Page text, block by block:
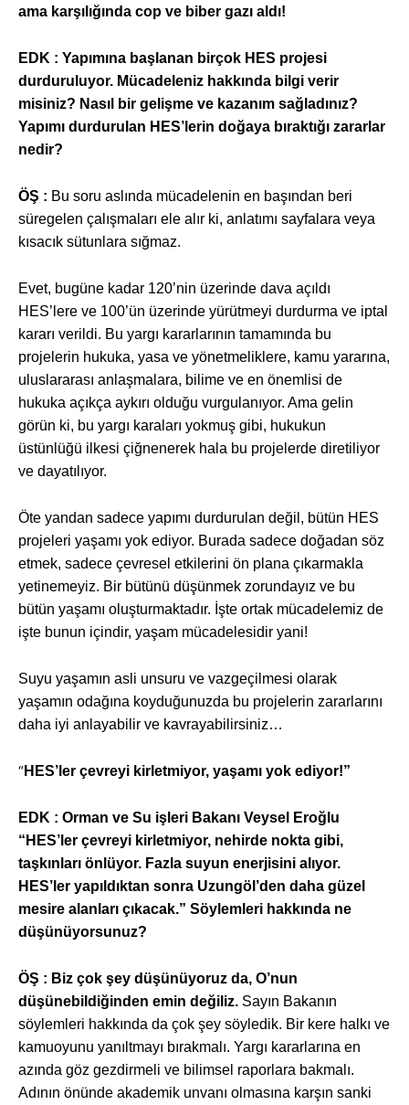
ama karşılığında cop ve biber gazı aldı!
EDK : Yapımına başlanan birçok HES projesi
durduruluyor. Mücadeleniz hakkında bilgi verir
misiniz? Nasıl bir gelişme ve kazanım sağladınız?
Yapımı durdurulan HES’lerin doğaya bıraktığı zararlar
nedir?
ÖŞ : Bu soru aslında mücadelenin en başından beri
süregelen çalışmaları ele alır ki, anlatımı sayfalara veya
kısacık sütunlara sığmaz.
Evet, bugüne kadar 120’nin üzerinde dava açıldı
HES’lere ve 100’ün üzerinde yürütmeyi durdurma ve iptal
kararı verildi. Bu yargı kararlarının tamamında bu
projelerin hukuka, yasa ve yönetmeliklere, kamu yararına,
uluslararası anlaşmalara, bilime ve en önemlisi de
hukuka açıkça aykırı olduğu vurgulanıyor. Ama gelin
görün ki, bu yargı karaları yokmuş gibi, hukukun
üstünlüğü ilkesi çiğnenerek hala bu projelerde diretiliyor
ve dayatılıyor.
Öte yandan sadece yapımı durdurulan değil, bütün HES
projeleri yaşamı yok ediyor. Burada sadece doğadan söz
etmek, sadece çevresel etkilerini ön plana çıkarmakla
yetinemeyiz. Bir bütünü düşünmek zorundayız ve bu
bütün yaşamı oluşturmaktadır. İşte ortak mücadelemiz de
işte bunun içindir, yaşam mücadelesidir yani!
Suyu yaşamın asli unsuru ve vazgeçilmesi olarak
yaşamın odağına koyduğunuzda bu projelerin zararlarını
daha iyi anlayabilir ve kavrayabilirsiniz…
“HES’ler çevreyi kirletmiyor, yaşamı yok ediyor!”
EDK : Orman ve Su işleri Bakanı Veysel Eroğlu
“HES’ler çevreyi kirletmiyor, nehirde nokta gibi,
taşkınları önlüyor. Fazla suyun enerjisini alıyor.
HES’ler yapıldıktan sonra Uzungöl’den daha güzel
mesire alanları çıkacak.” Söylemleri hakkında ne
düşünüyorsunuz?
ÖŞ : Biz çok şey düşünüyoruz da, O’nun
düşünebildiğinden emin değiliz. Sayın Bakanın
söylemleri hakkında da çok şey söyledik. Bir kere halkı ve
kamuoyunu yanıltmayı bırakmalı. Yargı kararlarına en
azında göz gezdirmeli ve bilimsel raporlara bakmalı.
Adının önünde akademik unvanı olmasına karşın sanki